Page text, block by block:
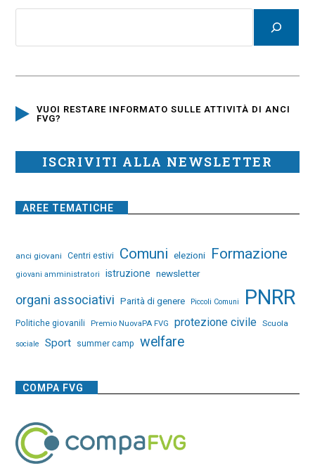
VUOI RESTARE INFORMATO SULLE ATTIVITÀ DI ANCI
FVG?
ISCRIVITI ALLA NEWSLETTER
AREE TEMATICHE
anci giovani Centri estivi Comuni elezioni Formazione
giovani amministratori istruzione newsletter
organi associativi Parità di genere Piccoli Comuni PNRR
Politiche giovanili Premio NuovaPA FVG protezione civile Scuola
sociale Sport summer camp welfare
COMPA FVG